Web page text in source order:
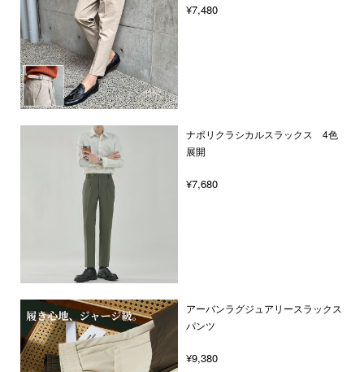
¥7,480
ナポリクラシカルスラックス 4色
展開
¥7,680
アーバンラグジュアリースラックス
パンツ
¥9,380